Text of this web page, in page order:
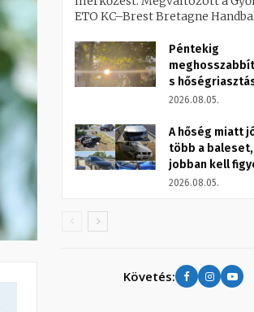
ETO KC–Brest Bretagne
Péntekig
s
2026.08.05.
A hőség miatt
több a
jobban kell
2026.08.05.
Követés: